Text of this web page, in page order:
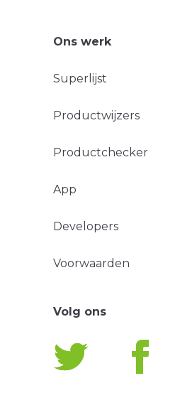
Ons werk
Superlijst
Productwijzers
Productchecker
App
Developers
Voorwaarden
Volg ons